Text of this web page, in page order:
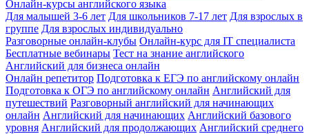
Онлайн-курсы английского языка
Для малышей 3-6 лет Для школьников 7-17 лет Для взрослых в
группе Для взрослых индивидуально
Разговорные онлайн-клубы Онлайн-курс для IT специалиста
Бесплатные вебинары Тест на знание английского
Английский для бизнеса онлайн
Онлайн репетитор Подготовка к ЕГЭ по английскому онлайн
Подготовка к ОГЭ по английскому онлайн Английский для
путешествий Разговорный английский для начинающих
онлайн Английский для начинающих Английский базового
уровня Английский для продолжающих Английский среднего